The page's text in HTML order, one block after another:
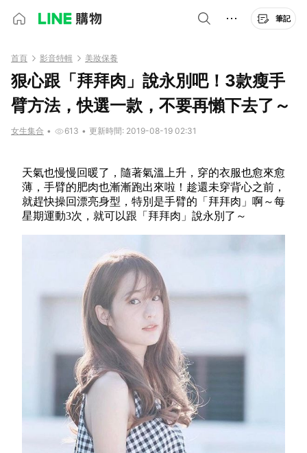
筆記
首頁 影音特輯 美妝保養
狠心跟「拜拜肉」說永別吧！3款瘦手
臂方法，快選一款，不要再懶下去了～
女生集合 • 613 • 更新時間: 2019-08-19 02:31
天氣也慢慢回暖了，隨著氣溫上升，穿的衣服也愈來愈
薄，手臂的肥肉也漸漸跑出來啦！趁還未穿背心之前，
就趕快操回漂亮身型，特別是手臂的「拜拜肉」啊～每
星期運動3次，就可以跟「拜拜肉」說永別了～